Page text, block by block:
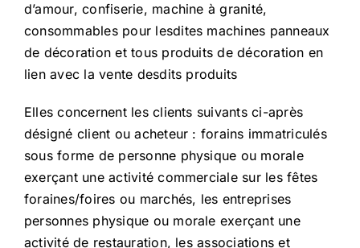
d’amour, confiserie, machine à granité,
consommables pour lesdites machines panneaux
de décoration et tous produits de décoration en
lien avec la vente desdits produits
Elles concernent les clients suivants ci-après
désigné client ou acheteur : forains immatriculés
sous forme de personne physique ou morale
exerçant une activité commerciale sur les fêtes
foraines/foires ou marchés, les entreprises
personnes physique ou morale exerçant une
activité de restauration, les associations et